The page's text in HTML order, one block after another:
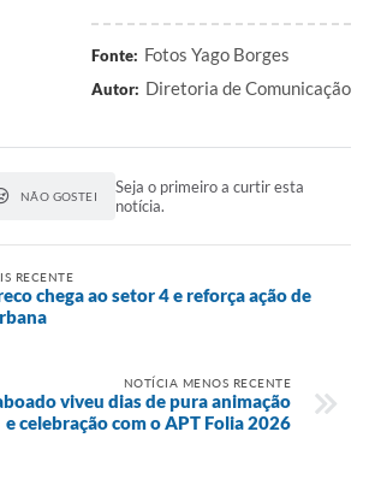
Fonte: Fotos Yago Borges
Autor: Diretoria de Comunicação
NÃO GOSTEI
Seja o primeiro a curtir esta
notícia.
RECENTE
chega ao setor 4 e reforça ação de
NOTÍCIA MENOS RECENTE
viveu dias de pura animação
e celebração com o APT Folia 2026